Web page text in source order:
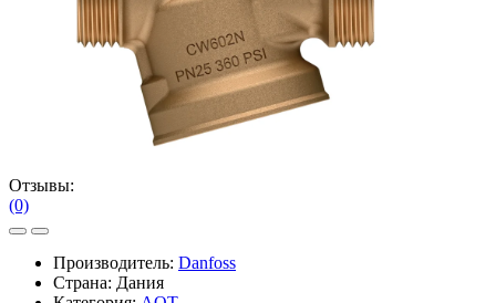
Отзывы:
(0)
Производитель: Danfoss
Страна: Дания